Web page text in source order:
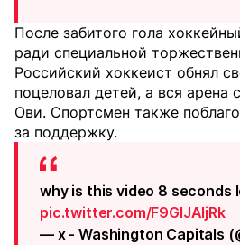
После забитого гола
ради специальной
Российский хоккеист обнял
поцеловал детей, а вся арена
Ови. Спортсмен также
за поддержку.
why is this video 8 seconds
pic.twitter.com/F9GlJAIjRk
— x - Washington Capitals